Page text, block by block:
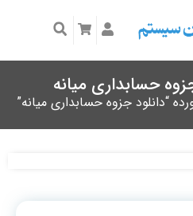
حسابداری میانه
جزوه حسابداری میانه”